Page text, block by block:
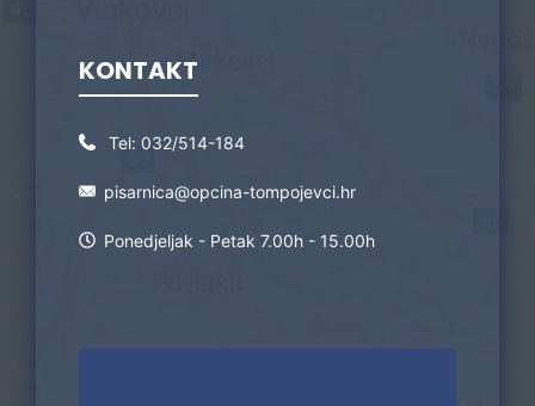
KONTAKT
Tel: 032/514-184
pisarnica@opcina-tompojevci.hr
Ponedjeljak - Petak 7.00h - 15.00h